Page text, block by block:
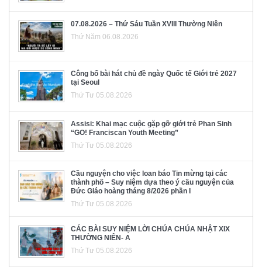
07.08.2026 – Thứ Sáu Tuần XVIII Thường Niên
Thứ Năm 06.08.2026
Công bố bài hát chủ đề ngày Quốc tế Giới trẻ 2027
tại Seoul
Thứ Tư 05.08.2026
Assisi: Khai mạc cuộc gặp gỡ giới trẻ Phan Sinh
“GO! Franciscan Youth Meeting”
Thứ Tư 05.08.2026
Cầu nguyện cho việc loan báo Tin mừng tại các
thành phố – Suy niệm dựa theo ý cầu nguyện của
Đức Giáo hoàng tháng 8/2026 phần I
Thứ Tư 05.08.2026
CÁC BÀI SUY NIỆM LỜI CHÚA CHÚA NHẬT XIX
THƯỜNG NIÊN- A
Thứ Tư 05.08.2026